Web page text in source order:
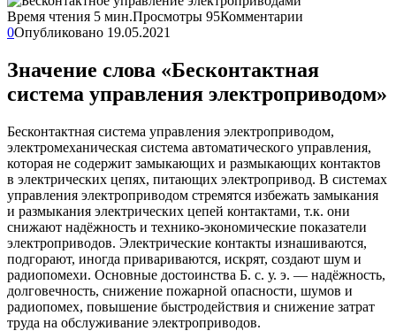
Время чтения 5 мин.Просмотры 95Комментарии
0Опубликовано 19.05.2021
Значение слова «Бесконтактная
система управления электроприводом»
Бесконтактная система управления электроприводом,
электромеханическая система автоматического управления,
которая не содержит замыкающих и размыкающих контактов
в электрических цепях, питающих электропривод. В системах
управления электроприводом стремятся избежать замыкания
и размыкания электрических цепей контактами, т.к. они
снижают надёжность и технико-экономические показатели
электроприводов. Электрические контакты изнашиваются,
подгорают, иногда привариваются, искрят, создают шум и
радиопомехи. Основные достоинства Б. с. у. э. — надёжность,
долговечность, снижение пожарной опасности, шумов и
радиопомех, повышение быстродействия и снижение затрат
труда на обслуживание электроприводов.